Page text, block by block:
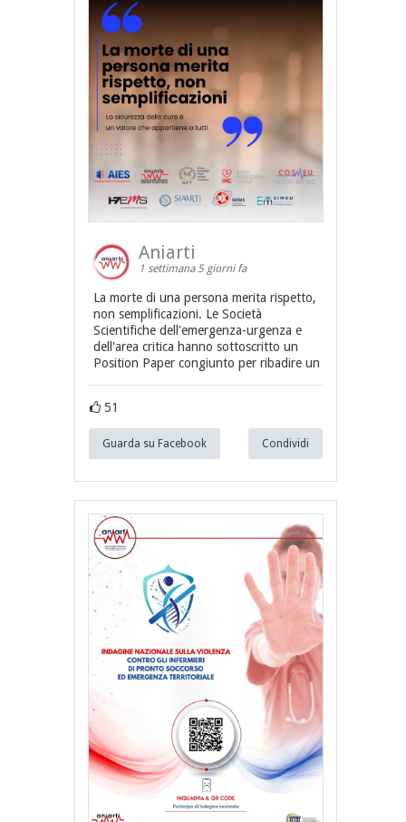
Aniarti
1 settimana 5 giorni fa
La morte di una persona merita rispetto,
non semplificazioni. Le Società
Scientifiche dell'emergenza-urgenza e
dell'area critica hanno sottoscritto un
Position Paper congiunto per ribadire un
51
Guarda su Facebook Condividi